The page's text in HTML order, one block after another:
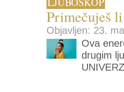
Primečuješ
Objavljen: 23.
Ova
drugim